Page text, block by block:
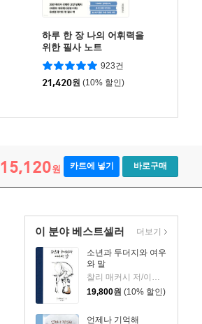
하루 한 장 나의 어휘력을
위한 필사 노트
923건
21,420원 (10% 할인)
15,120원 카트에 넣기 바로구매
이 분야 베스트셀러
소년과 두더지와 여우
와 말
찰리 매커시 저/이진경 역
19,800원 (10% 할인)
언제나 기억해
더보기